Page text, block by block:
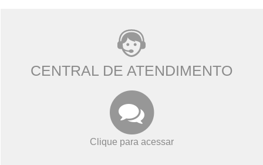
CENTRAL DE ATENDIMENTO
Clique para acessar